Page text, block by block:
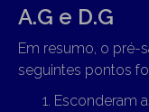
A.G e D.G
Em resumo, o pré-
seguintes pontos
Esconderam